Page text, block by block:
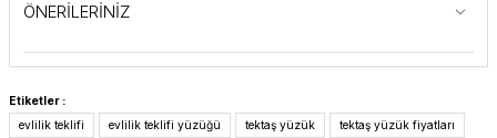
ÖNERİLERİNİZ
Etiketler :
evlilik teklifi
evlilik teklifi yüzüğü tektaş yüzük tektaş yüzük fiyatları